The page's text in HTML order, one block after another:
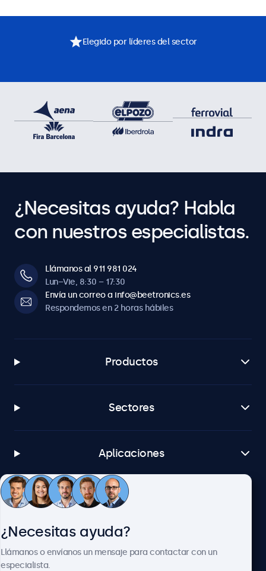
Elegido por líderes del sector
¿Necesitas ayuda? Habla
con nuestros especialistas.
Llámanos al 911 981 024
Lun–Vie, 8:30 – 17:30
Envía un correo a info@beetronics.es
Respondemos en 2 horas hábiles
Productos
Sectores
Aplicaciones
Atención al cliente
¿Necesitas ayuda?
Llámanos o envíanos un mensaje para contactar con un
especialista.